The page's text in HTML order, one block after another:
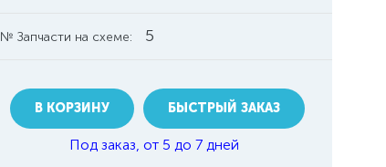
№ Запчасти на схеме: 5
В КОРЗИНУ БЫСТРЫЙ ЗАКАЗ
Под заказ, от 5 до 7 дней